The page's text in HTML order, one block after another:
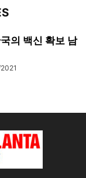
의 백신 확보 남